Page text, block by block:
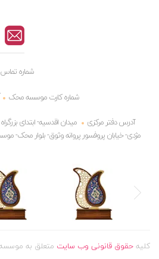
شماره
شماره کارت موسسه محک
آدرس دفتر مرکزی
میدان اقدسیه- ابتدای
مژدی- خیابان پروفسور پروانه وثوق- بلوار محک-
کلیهحقوق قانونی وب سایت متعلق به